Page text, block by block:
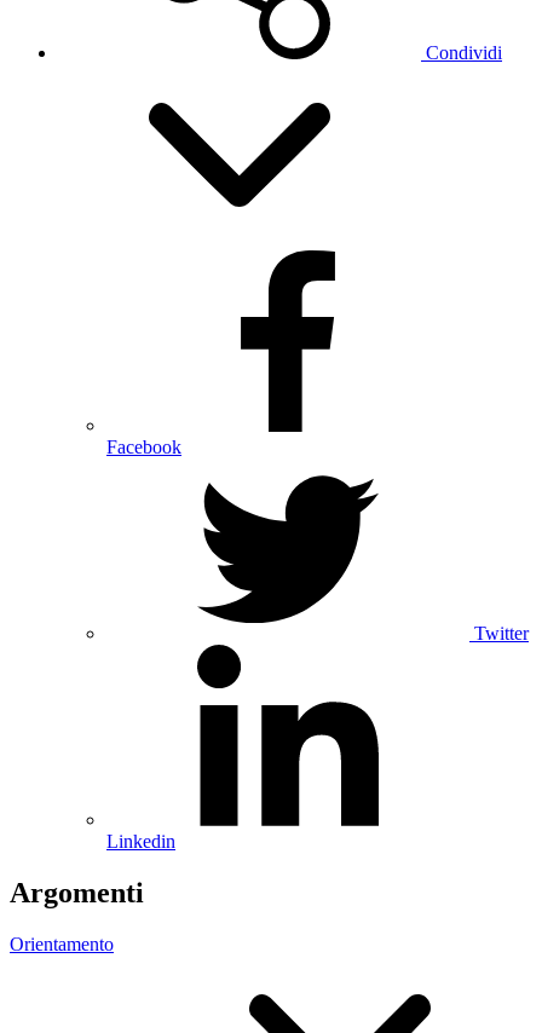
Condividi
Facebook
Twitter
Linkedin
Argomenti
Orientamento